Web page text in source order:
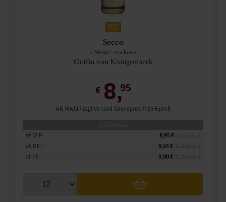
Secco
» Mosel - trocken «
Gräfin von Königsmarck
€ 8,95
inkl. MwSt. / zzgl.Versand (Grundpreis: 11,93 € pro l)
ab 1 Fl. 9,90 €
ab 6 Fl. 9,45 €
ab 12 Fl. 8,95 €